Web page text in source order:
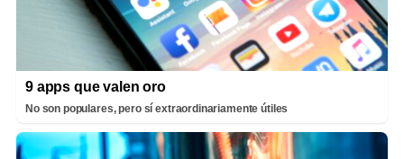
9 apps que valen oro
No son populares, pero sí extraordinariamente útiles